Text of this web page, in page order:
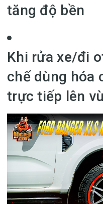
tăng độ bền
Khi rửa xe/đi
chế dùng hóa
trực tiếp lên